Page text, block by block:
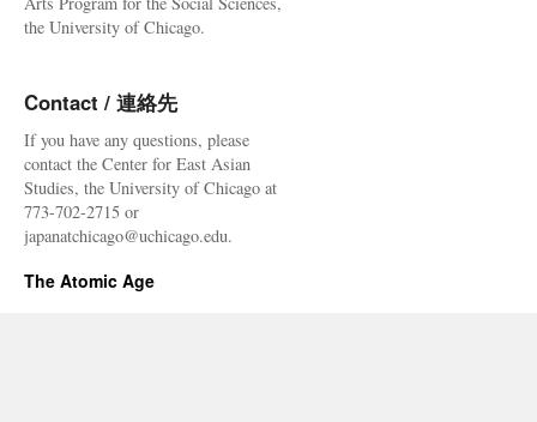
the University of Chicago.
Contact / 連絡先
If you have any questions, please
contact the Center for East Asian
Studies, the University of Chicago at
773-702-2715 or
japanatchicago@uchicago.edu.
The Atomic Age